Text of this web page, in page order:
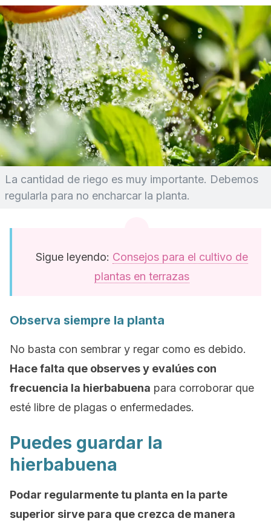
La cantidad de riego es muy importante. Debemos
regularla para no encharcar la planta.
Sigue leyendo: Consejos para el cultivo de
plantas en terrazas
Observa siempre la planta
No basta con sembrar y regar como es debido.
Hace falta que observes y evalúes con
frecuencia la hierbabuena para corroborar que
esté libre de plagas o enfermedades.
Puedes guardar la
hierbabuena
Podar regularmente tu planta en la parte
superior sirve para que crezca de manera